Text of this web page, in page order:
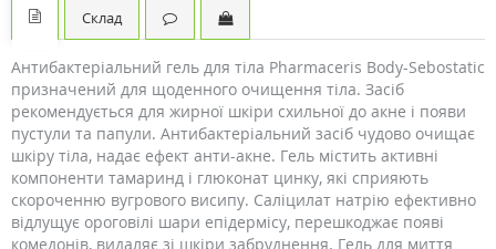
Склад
Антибактеріальний гель для тіла Pharmaceris Body-Sebostatic
призначений для щоденного очищення тіла. Засіб
рекомендується для жирної шкіри схильної до акне і появи
пустули та папули. Антибактеріальний засіб чудово очищає
шкіру тіла, надає ефект анти-акне. Гель містить активні
компоненти тамаринд і глюконат цинку, які сприяють
скороченню вугрового висипу. Саліцилат натрію ефективно
відлущує ороговілі шари епідермісу, перешкоджає появі
комедонів, видаляє зі шкіри забруднення. Гель для миття